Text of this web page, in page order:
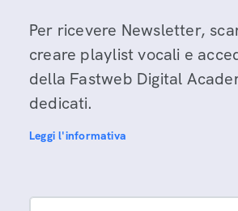
Per ricevere Newsletter,
creare playlist vocali e
della Fastweb Digital
dedicati.
Leggi l'informativa